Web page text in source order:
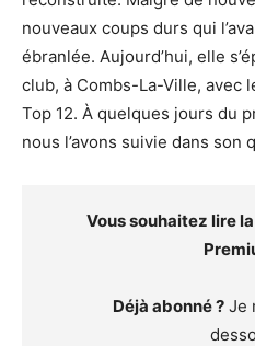
nouveaux coups durs qui
ébranlée. Aujourd’hui, elle
club, à Combs-La-Ville, avec
Top 12. À quelques jours du
nous l’avons suivie dans son
Vous souhaitez lire
Déjà abonné ? Je